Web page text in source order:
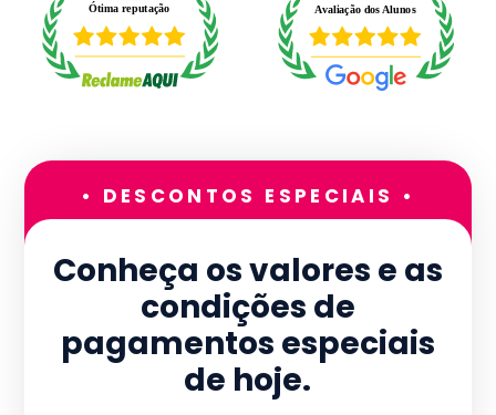
• DESCONTOS ESPECIAIS •
Conheça os valores e as
condições de
pagamentos especiais
de hoje.